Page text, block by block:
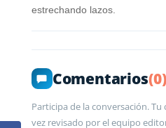
estrechando lazos.
Comentarios(0)
Participa de la conversación.
vez revisado por el equipo